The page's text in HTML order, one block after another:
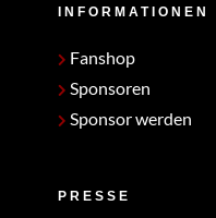
INFORMATIONEN
Fanshop
Sponsoren
Sponsor werden
PRESSE